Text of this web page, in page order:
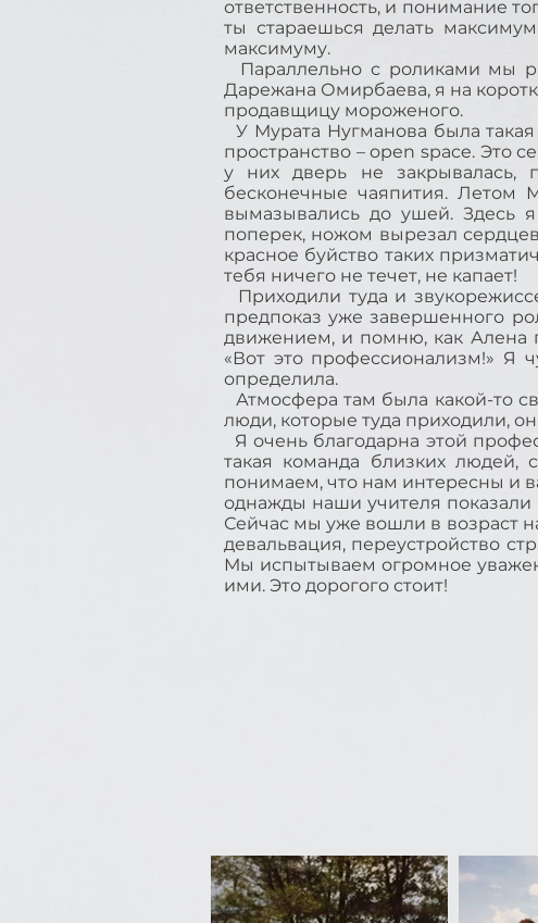
ответственность, и понимание
ты стараешься делать
максимуму.
Параллельно с роликами мы
Дарежана Омирбаева, я на
продавщицу мороженого.
У Мурата Нугманова была
пространство – open space. Это
у них дверь не закрывалась,
бесконечные чаяпития. Летом
вымазывались до ушей. Здесь
поперек, ножом вырезал
красное буйство таких
тебя ничего не течет, не капает!
Приходили туда и
предпоказ уже завершенного
движением, и помню, как Алена
«Вот это профессионализм!» Я
определила.
Атмосфера там была какой-то
люди, которые туда приходили,
Я очень благодарна этой
такая команда близких
понимаем, что нам интересны и
однажды наши учителя показали
Сейчас мы уже вошли в возраст
девальвация, переустройство
Мы испытываем огромное
ими. Это дорогого стоит!